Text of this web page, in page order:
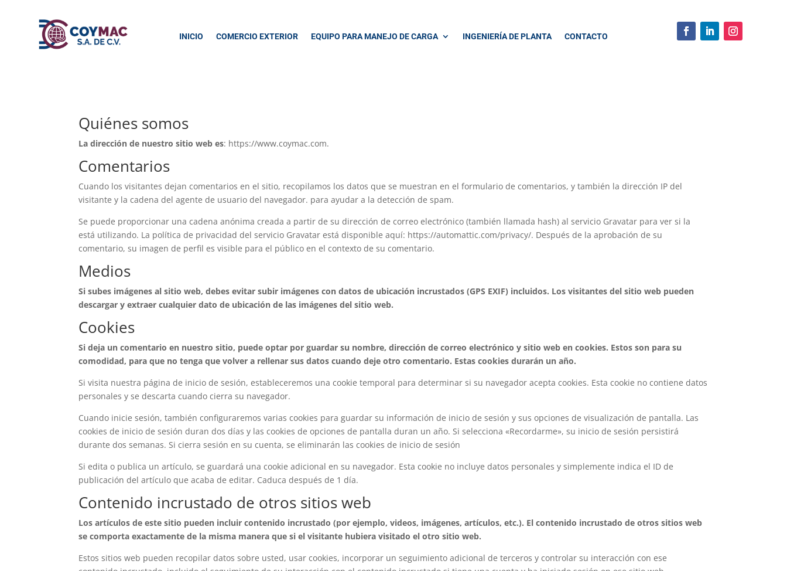
INICIO COMERCIO EXTERIOR EQUIPO PARA MANEJO DE CARGA INGENIERÍA DE PLANTA CONTACTO
Quiénes somos
La dirección de nuestro sitio web es: https://www.coymac.com.
Comentarios
Cuando los visitantes dejan comentarios en el sitio, recopilamos los datos que se muestran en el formulario de comentarios, y también la dirección IP del
visitante y la cadena del agente de usuario del navegador. para ayudar a la detección de spam.
Se puede proporcionar una cadena anónima creada a partir de su dirección de correo electrónico (también llamada hash) al servicio Gravatar para ver si la
está utilizando. La política de privacidad del servicio Gravatar está disponible aquí: https://automattic.com/privacy/. Después de la aprobación de su
comentario, su imagen de perfil es visible para el público en el contexto de su comentario.
Medios
Si subes imágenes al sitio web, debes evitar subir imágenes con datos de ubicación incrustados (GPS EXIF) incluidos. Los visitantes del sitio web pueden
descargar y extraer cualquier dato de ubicación de las imágenes del sitio web.
Cookies
Si deja un comentario en nuestro sitio, puede optar por guardar su nombre, dirección de correo electrónico y sitio web en cookies. Estos son para su
comodidad, para que no tenga que volver a rellenar sus datos cuando deje otro comentario. Estas cookies durarán un año.
Si visita nuestra página de inicio de sesión, estableceremos una cookie temporal para determinar si su navegador acepta cookies. Esta cookie no contiene datos
personales y se descarta cuando cierra su navegador.
Cuando inicie sesión, también configuraremos varias cookies para guardar su información de inicio de sesión y sus opciones de visualización de pantalla. Las
cookies de inicio de sesión duran dos días y las cookies de opciones de pantalla duran un año. Si selecciona «Recordarme», su inicio de sesión persistirá
durante dos semanas. Si cierra sesión en su cuenta, se eliminarán las cookies de inicio de sesión
Si edita o publica un artículo, se guardará una cookie adicional en su navegador. Esta cookie no incluye datos personales y simplemente indica el ID de
publicación del artículo que acaba de editar. Caduca después de 1 día.
Contenido incrustado de otros sitios web
Los artículos de este sitio pueden incluir contenido incrustado (por ejemplo, videos, imágenes, artículos, etc.). El contenido incrustado de otros sitios web
se comporta exactamente de la misma manera que si el visitante hubiera visitado el otro sitio web.
Estos sitios web pueden recopilar datos sobre usted, usar cookies, incorporar un seguimiento adicional de terceros y controlar su interacción con ese